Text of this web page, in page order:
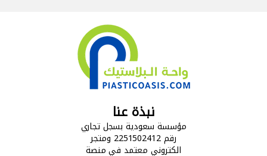
نبذة عنا
مؤسسة سعودية بسجل تجاري
رقم 2251502412 ومتجر
الكتروني معتمد في منصة